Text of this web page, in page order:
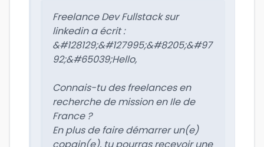
Freelance Dev Fullstack sur
linkedin a écrit :
&#128129;&#127995;&#8205;&#97
92;&#65039;Hello,
Connais-tu des freelances en
recherche de mission en Ile de
France ?
En plus de faire démarrer un(e)